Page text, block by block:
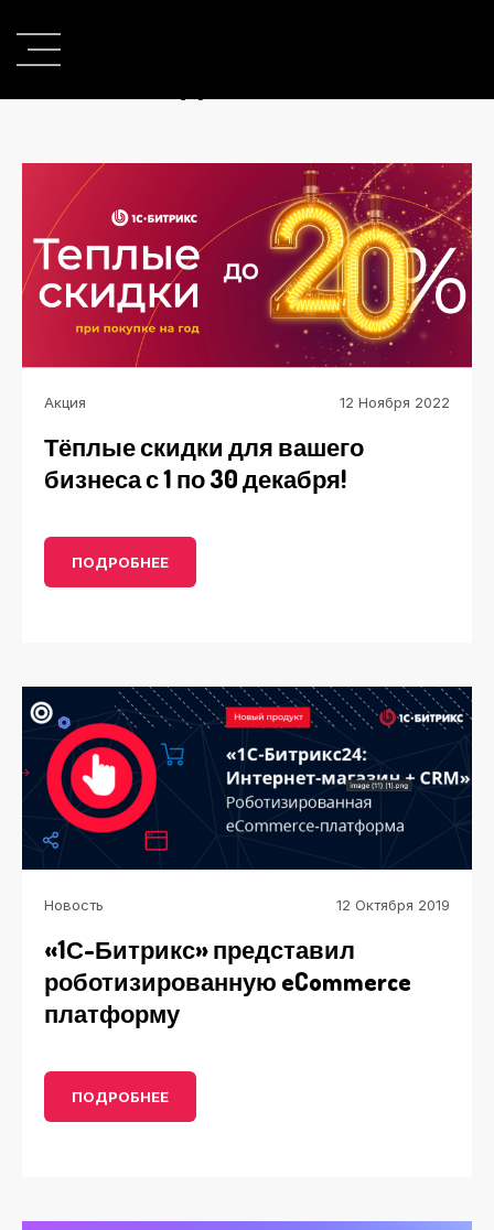
Акция 12 Ноября 2022
Тёплые скидки для вашего
бизнеса с 1 по 30 декабря!
ПОДРОБНЕЕ
Новость 12 Октября 2019
«1С-Битрикс» представил
роботизированную eCommerce
платформу
ПОДРОБНЕЕ